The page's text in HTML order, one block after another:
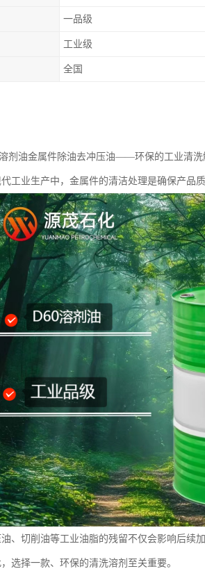
一品级
工业级
全国
剂油金属件除油去冲压油——环保的工业清洗
工业生产中，金属件的清洁处理是确保产品
、切削油等工业油脂的残留不仅会影响后续
，选择一款、环保的清洗溶剂至关重要。